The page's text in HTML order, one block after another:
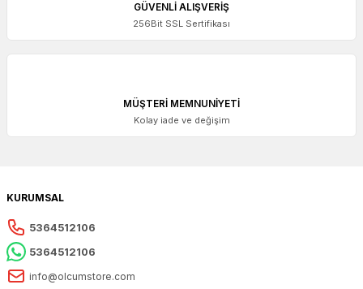
GÜVENLİ ALIŞVERİŞ
256Bit SSL Sertifikası
MÜŞTERİ MEMNUNİYETİ
Kolay iade ve değişim
KURUMSAL
5364512106
5364512106
info@olcumstore.com